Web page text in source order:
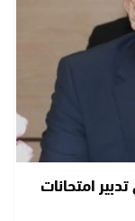
امتحانات